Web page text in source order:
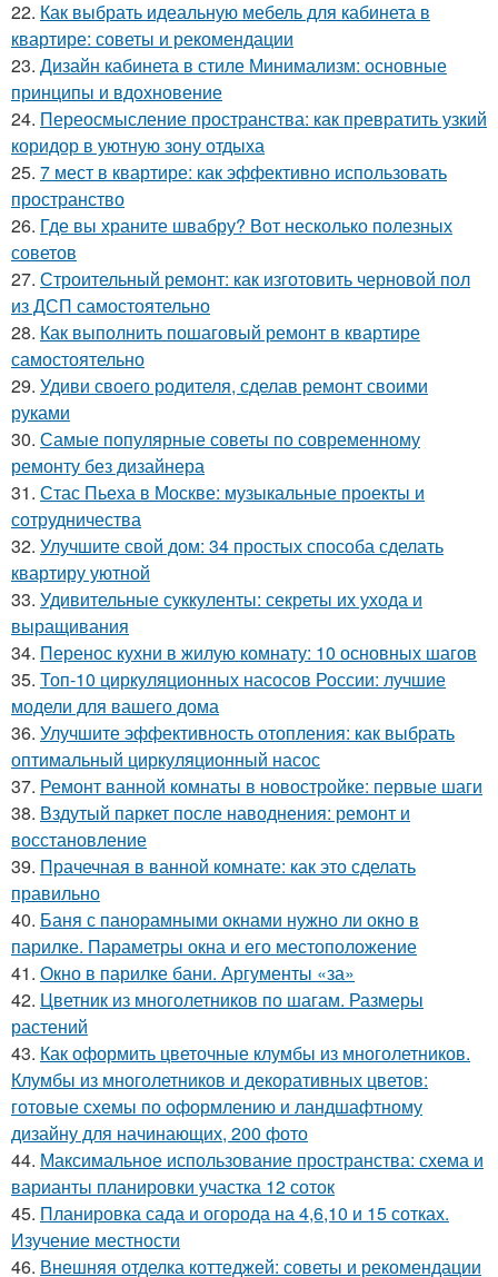
22. Как выбрать идеальную мебель для кабинета в
квартире: советы и рекомендации
23. Дизайн кабинета в стиле Минимализм: основные
принципы и вдохновение
24. Переосмысление пространства: как превратить узкий
коридор в уютную зону отдыха
25. 7 мест в квартире: как эффективно использовать
пространство
26. Где вы храните швабру? Вот несколько полезных
советов
27. Строительный ремонт: как изготовить черновой пол
из ДСП самостоятельно
28. Как выполнить пошаговый ремонт в квартире
самостоятельно
29. Удиви своего родителя, сделав ремонт своими
руками
30. Самые популярные советы по современному
ремонту без дизайнера
31. Стас Пьеха в Москве: музыкальные проекты и
сотрудничества
32. Улучшите свой дом: 34 простых способа сделать
квартиру уютной
33. Удивительные суккуленты: секреты их ухода и
выращивания
34. Перенос кухни в жилую комнату: 10 основных шагов
35. Топ-10 циркуляционных насосов России: лучшие
модели для вашего дома
36. Улучшите эффективность отопления: как выбрать
оптимальный циркуляционный насос
37. Ремонт ванной комнаты в новостройке: первые шаги
38. Вздутый паркет после наводнения: ремонт и
восстановление
39. Прачечная в ванной комнате: как это сделать
правильно
40. Баня с панорамными окнами нужно ли окно в
парилке. Параметры окна и его местоположение
41. Окно в парилке бани. Аргументы «за»
42. Цветник из многолетников по шагам. Размеры
растений
43. Как оформить цветочные клумбы из многолетников.
Клумбы из многолетников и декоративных цветов:
готовые схемы по оформлению и ландшафтному
дизайну для начинающих, 200 фото
44. Максимальное использование пространства: схема и
варианты планировки участка 12 соток
45. Планировка сада и огорода на 4,6,10 и 15 сотках.
Изучение местности
46. Внешняя отделка коттеджей: советы и рекомендации